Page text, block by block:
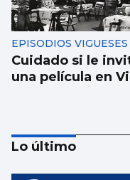
EPISODIOS VIGUESES
Cuidado si le
una película en
Lo último